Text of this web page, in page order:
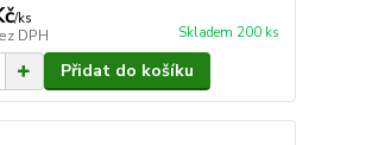
/ks
DPH Skladem 200 ks
Přidat do košíku